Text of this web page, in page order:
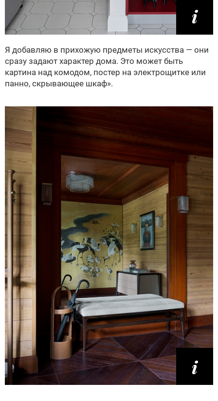
Я добавляю в прихожую предметы искусства — они
сразу задают характер дома. Это может быть
картина над комодом, постер на электрощитке или
панно, скрывающее шкаф».